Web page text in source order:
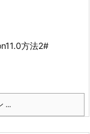
11.0方法2#
...